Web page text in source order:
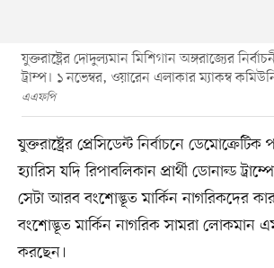
যুক্তরাষ্ট্রের দোদুল্যমান মিশিগান অঙ্গরাজ্যের
ট্রাম্প। ১ নভেম্বর, ওয়ারেন এলাকার ম্যাকম্ব
এএফপি
যুক্তরাষ্ট্রের প্রেসিডেন্ট নির্বাচনে ডেমোক্রেটিক
হ্যারিস যদি রিপাবলিকান প্রার্থী ডোনাল্ড
সেটা আরব বংশোদ্ভূত মার্কিন নাগরিকদের
বংশোদ্ভূত মার্কিন নাগরিক সামরা লোকমান
করছেন।